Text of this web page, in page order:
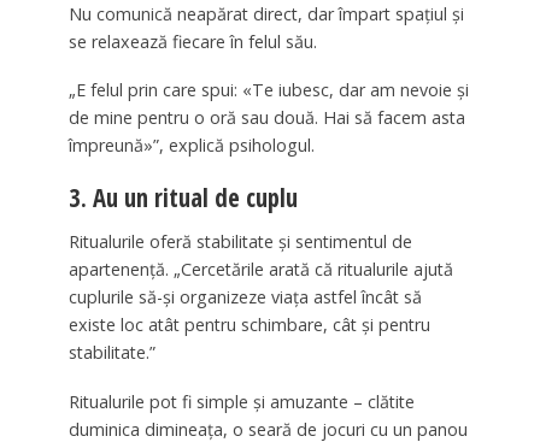
Nu comunică neapărat direct, dar împart spațiul și
se relaxează fiecare în felul său.
„E felul prin care spui: «Te iubesc, dar am nevoie și
de mine pentru o oră sau două. Hai să facem asta
împreună»”, explică psihologul.
3. Au un ritual de cuplu
Ritualurile oferă stabilitate și sentimentul de
apartenență. „Cercetările arată că ritualurile ajută
cuplurile să-și organizeze viața astfel încât să
existe loc atât pentru schimbare, cât și pentru
stabilitate.”
Ritualurile pot fi simple și amuzante – clătite
duminica dimineața, o seară de jocuri cu un panou